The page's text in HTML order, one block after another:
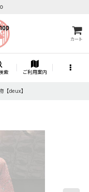
カート
索 ご利用案内
【deux】